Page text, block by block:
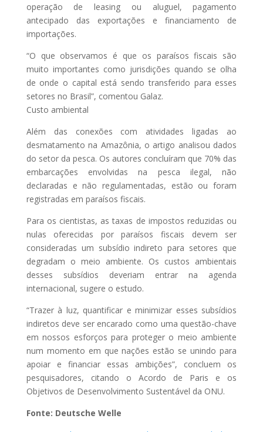
operação de leasing ou aluguel, pagamento
antecipado das exportações e financiamento de
importações.
“O que observamos é que os paraísos fiscais são
muito importantes como jurisdições quando se olha
de onde o capital está sendo transferido para esses
setores no Brasil”, comentou Galaz.
Custo ambiental
Além das conexões com atividades ligadas ao
desmatamento na Amazônia, o artigo analisou dados
do setor da pesca. Os autores concluíram que 70% das
embarcações envolvidas na pesca ilegal, não
declaradas e não regulamentadas, estão ou foram
registradas em paraísos fiscais.
Para os cientistas, as taxas de impostos reduzidas ou
nulas oferecidas por paraísos fiscais devem ser
consideradas um subsídio indireto para setores que
degradam o meio ambiente. Os custos ambientais
desses subsídios deveriam entrar na agenda
internacional, sugere o estudo.
“Trazer à luz, quantificar e minimizar esses subsídios
indiretos deve ser encarado como uma questão-chave
em nossos esforços para proteger o meio ambiente
num momento em que nações estão se unindo para
apoiar e financiar essas ambições”, concluem os
pesquisadores, citando o Acordo de Paris e os
Objetivos de Desenvolvimento Sustentável da ONU.
Fonte: Deutsche Welle